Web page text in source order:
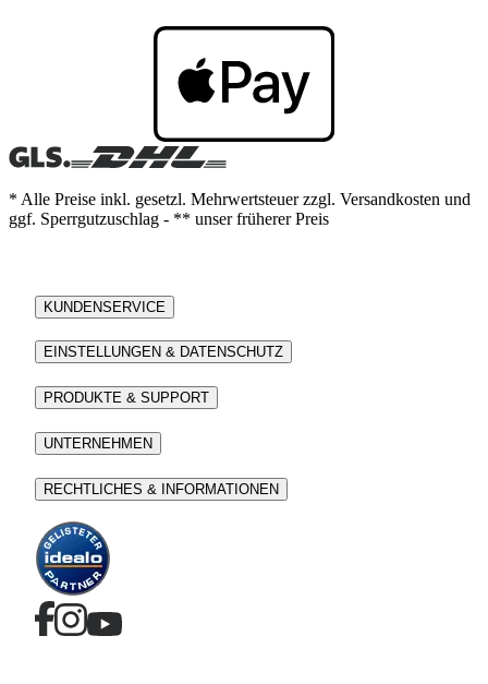
* Alle Preise inkl. gesetzl. Mehrwertsteuer zzgl. Versandkosten und
ggf. Sperrgutzuschlag - ** unser früherer Preis
KUNDENSERVICE
EINSTELLUNGEN & DATENSCHUTZ
PRODUKTE & SUPPORT
UNTERNEHMEN
RECHTLICHES & INFORMATIONEN